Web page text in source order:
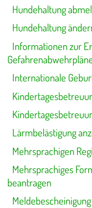
Hundehaltung
Hundehaltung
Informationen zur
Internationale
Lärmbelästigung
Mehrsprachigen
Mehrsprachiges
beantragen